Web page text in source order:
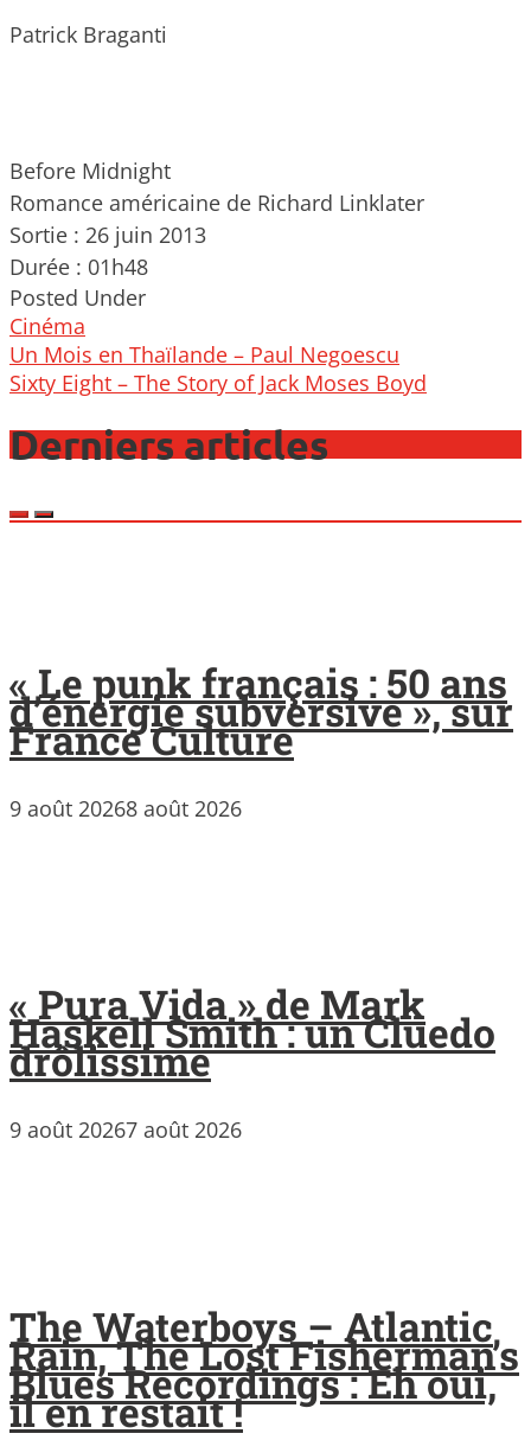
Patrick Braganti
Before Midnight
Romance américaine de Richard Linklater
Sortie : 26 juin 2013
Durée : 01h48
Posted Under
Cinéma
Post
navigation
Un Mois en Thaïlande – Paul Negoescu
Sixty Eight – The Story of Jack Moses Boyd
Derniers articles
« Le punk français : 50 ans
d’énergie subversive », sur
France Culture
9 août 20268 août 2026
« Pura Vida » de Mark
Haskell Smith : un Cluedo
drôlissime
9 août 20267 août 2026
The Waterboys – Atlantic
Rain, The Lost Fisherman’s
Blues Recordings : Eh oui,
il en restait !